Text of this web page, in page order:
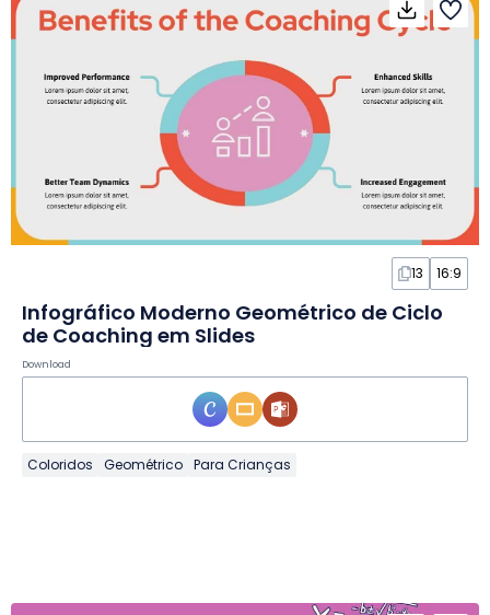
13 16:9
Infográfico Moderno Geométrico de Ciclo
de Coaching em Slides
Download
Coloridos Geométrico Para Crianças